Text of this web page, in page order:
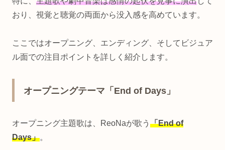
おり、視覚と聴覚の両面から没入感を高めています。
ここではオープニング、エンディング、そしてビジュア
ル面での注目ポイントを詳しく紹介します。
オープニングテーマ「End of Days」
オープニング主題歌は、ReoNaが歌う 「End of
Days」。